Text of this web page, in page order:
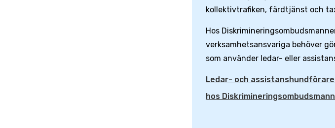
kollektivtrafiken, färdtjänst och
Hos
verksamhetsansvariga behöver
som använder ledar- eller
Ledar- och
hos